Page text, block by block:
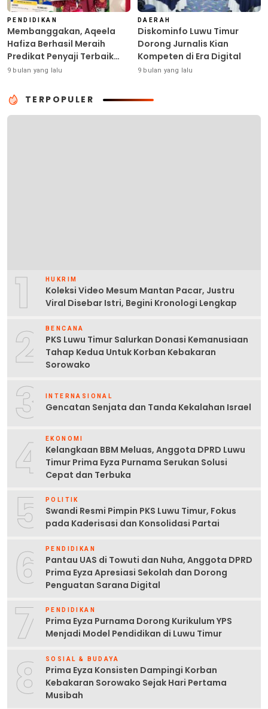
PENDIDIKAN
Membanggakan, Aqeela
Hafiza Berhasil Meraih
Predikat Penyaji Terbaik
pada Bina Talenta
9 bulan yang lalu
DAERAH
Diskominfo Luwu Timur
Dorong Jurnalis Kian
Kompeten di Era Digital
9 bulan yang lalu
TERPOPULER
1 HUKRIM
Koleksi Video Mesum Mantan Pacar, Justru
Viral Disebar Istri, Begini Kronologi Lengkap
2 BENCANA
PKS Luwu Timur Salurkan Donasi Kemanusiaan
Tahap Kedua Untuk Korban Kebakaran
Sorowako
3 INTERNASIONAL
Gencatan Senjata dan Tanda Kekalahan Israel
4 EKONOMI
Kelangkaan BBM Meluas, Anggota DPRD Luwu
Timur Prima Eyza Purnama Serukan Solusi
Cepat dan Terbuka
5 POLITIK
Swandi Resmi Pimpin PKS Luwu Timur, Fokus
pada Kaderisasi dan Konsolidasi Partai
6 PENDIDIKAN
Pantau UAS di Towuti dan Nuha, Anggota DPRD
Prima Eyza Apresiasi Sekolah dan Dorong
Penguatan Sarana Digital
7 PENDIDIKAN
Prima Eyza Purnama Dorong Kurikulum YPS
Menjadi Model Pendidikan di Luwu Timur
8 SOSIAL & BUDAYA
Prima Eyza Konsisten Dampingi Korban
Kebakaran Sorowako Sejak Hari Pertama
Musibah